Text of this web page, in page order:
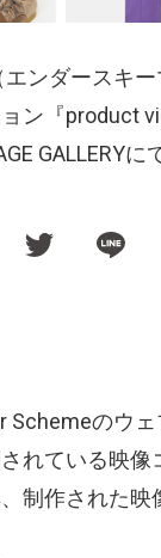
ンダースキ
ン『product
GALLERYに
Schemeのウ
れている映像
制作された映